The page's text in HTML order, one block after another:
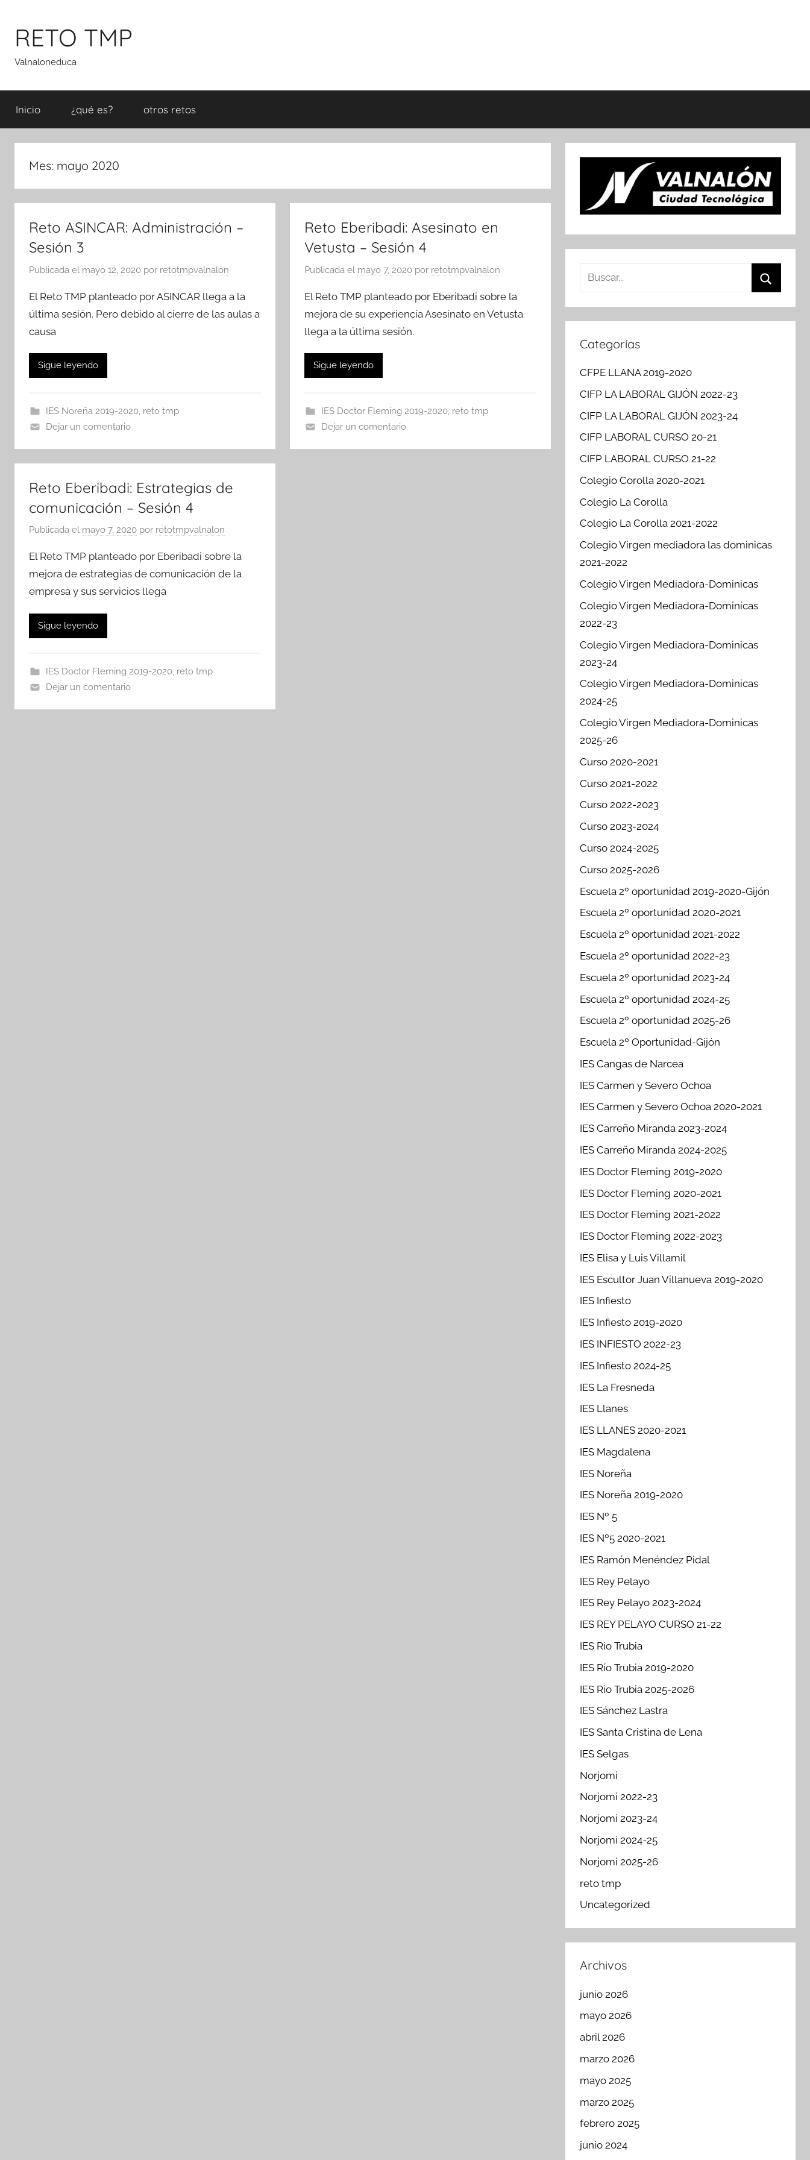
contenido
RETO TMP
Valnaloneduca
Inicio ¿qué es? otros retos
Mes: mayo 2020
Reto ASINCAR: Administración –
Sesión 3
Publicada el mayo 12, 2020 por retotmpvalnalon
El Reto TMP planteado por ASINCAR llega a la
última sesión. Pero debido al cierre de las aulas a
causa
Sigue leyendo
IES Noreña 2019-2020, reto tmp
Dejar un comentario
Reto Eberibadi: Asesinato en
Vetusta – Sesión 4
Publicada el mayo 7, 2020 por retotmpvalnalon
El Reto TMP planteado por Eberibadi sobre la
mejora de su experiencia Asesinato en Vetusta
llega a la última sesión.
Sigue leyendo
IES Doctor Fleming 2019-2020, reto tmp
Dejar un comentario
Reto Eberibadi: Estrategias de
comunicación – Sesión 4
Publicada el mayo 7, 2020 por retotmpvalnalon
El Reto TMP planteado por Eberibadi sobre la
mejora de estrategias de comunicación de la
empresa y sus servicios llega
Sigue leyendo
IES Doctor Fleming 2019-2020, reto tmp
Dejar un comentario
Buscar:
Categorías
CFPE LLANA 2019-2020
CIFP LA LABORAL GIJÓN 2022-23
CIFP LA LABORAL GIJÓN 2023-24
CIFP LABORAL CURSO 20-21
CIFP LABORAL CURSO 21-22
Colegio Corolla 2020-2021
Colegio La Corolla
Colegio La Corolla 2021-2022
Colegio Virgen mediadora las dominicas
2021-2022
Colegio Virgen Mediadora-Dominicas
Colegio Virgen Mediadora-Dominicas
2022-23
Colegio Virgen Mediadora-Dominicas
2023-24
Colegio Virgen Mediadora-Dominicas
2024-25
Colegio Virgen Mediadora-Dominicas
2025-26
Curso 2020-2021
Curso 2021-2022
Curso 2022-2023
Curso 2023-2024
Curso 2024-2025
Curso 2025-2026
Escuela 2º oportunidad 2019-2020-Gijón
Escuela 2º oportunidad 2020-2021
Escuela 2º oportunidad 2021-2022
Escuela 2º oportunidad 2022-23
Escuela 2º oportunidad 2023-24
Escuela 2º oportunidad 2024-25
Escuela 2º oportunidad 2025-26
Escuela 2º Oportunidad-Gijón
IES Cangas de Narcea
IES Carmen y Severo Ochoa
IES Carmen y Severo Ochoa 2020-2021
IES Carreño Miranda 2023-2024
IES Carreño Miranda 2024-2025
IES Doctor Fleming 2019-2020
IES Doctor Fleming 2020-2021
IES Doctor Fleming 2021-2022
IES Doctor Fleming 2022-2023
IES Elisa y Luis Villamil
IES Escultor Juan Villanueva 2019-2020
IES Infiesto
IES Infiesto 2019-2020
IES INFIESTO 2022-23
IES Infiesto 2024-25
IES La Fresneda
IES Llanes
IES LLANES 2020-2021
IES Magdalena
IES Noreña
IES Noreña 2019-2020
IES Nº 5
IES Nº5 2020-2021
IES Ramón Menéndez Pidal
IES Rey Pelayo
IES Rey Pelayo 2023-2024
IES REY PELAYO CURSO 21-22
IES Río Trubia
IES Río Trubia 2019-2020
IES Rio Trubia 2025-2026
IES Sánchez Lastra
IES Santa Cristina de Lena
IES Selgas
Norjomi
Norjomi 2022-23
Norjomi 2023-24
Norjomi 2024-25
Norjomi 2025-26
reto tmp
Uncategorized
Archivos
junio 2026
mayo 2026
abril 2026
marzo 2026
mayo 2025
marzo 2025
febrero 2025
junio 2024